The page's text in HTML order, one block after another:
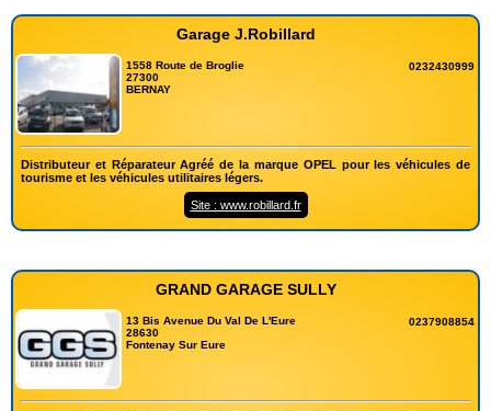
Garage J.Robillard
1558 Route de Broglie
27300
BERNAY
0232430999
Distributeur et Réparateur Agréé de la marque OPEL pour les véhicules de
tourisme et les véhicules utilitaires légers.
Site : www.robillard.fr
GRAND GARAGE SULLY
13 Bis Avenue Du Val De L'Eure
28630
Fontenay Sur Eure
0237908854